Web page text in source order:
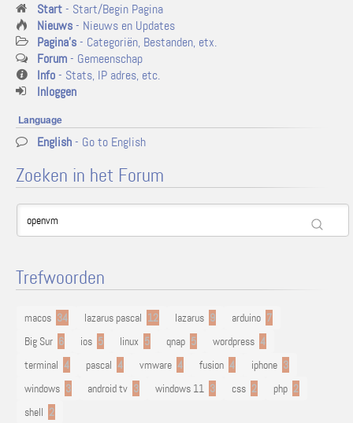
Start- Start/Begin Pagina
Nieuws- Nieuws en Updates
Pagina's- Categoriën, Bestanden, etx.
Forum- Gemeenschap
Info- Stats, IP adres, etc.
Inloggen
Language
English- Go to English
Zoeken in het Forum
Trefwoorden
macos 34 lazarus pascal 12 lazarus 9 arduino 7
Big Sur 6 ios 5 linux 5 qnap 5 wordpress 4
terminal 4 pascal 4 vmware 4 fusion 4 iphone 3
windows 3 android tv 3 windows 11 3 css 2 php 2
shell 2